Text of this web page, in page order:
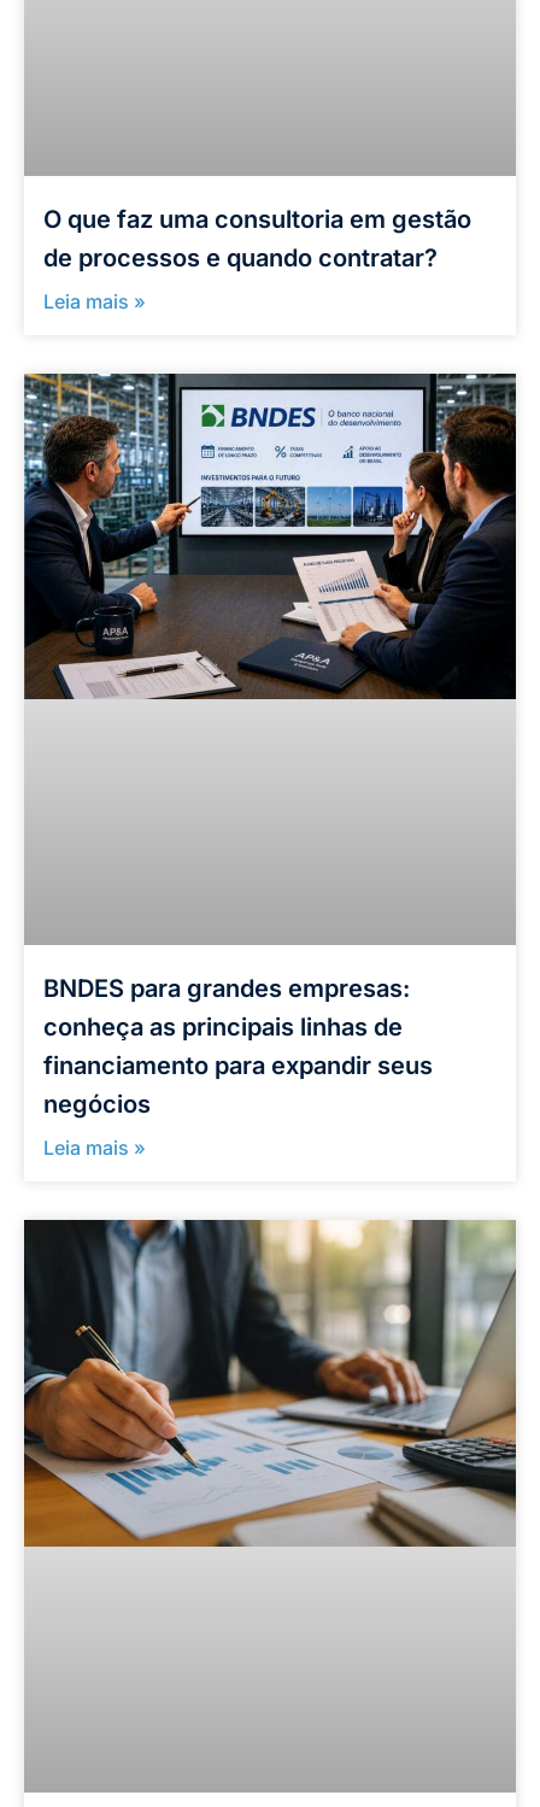
O que faz uma consultoria em gestão
de processos e quando contratar?
Leia mais »
BNDES para grandes empresas:
conheça as principais linhas de
financiamento para expandir seus
negócios
Leia mais »